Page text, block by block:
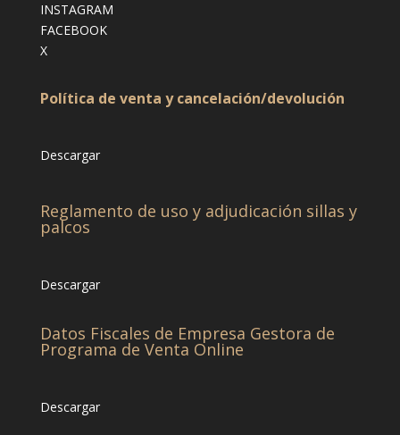
INSTAGRAM
FACEBOOK
X
Política de venta y cancelación/devolución
Descargar
Reglamento de uso y adjudicación sillas y
palcos
Descargar
Datos Fiscales de Empresa Gestora de
Programa de Venta Online
Descargar